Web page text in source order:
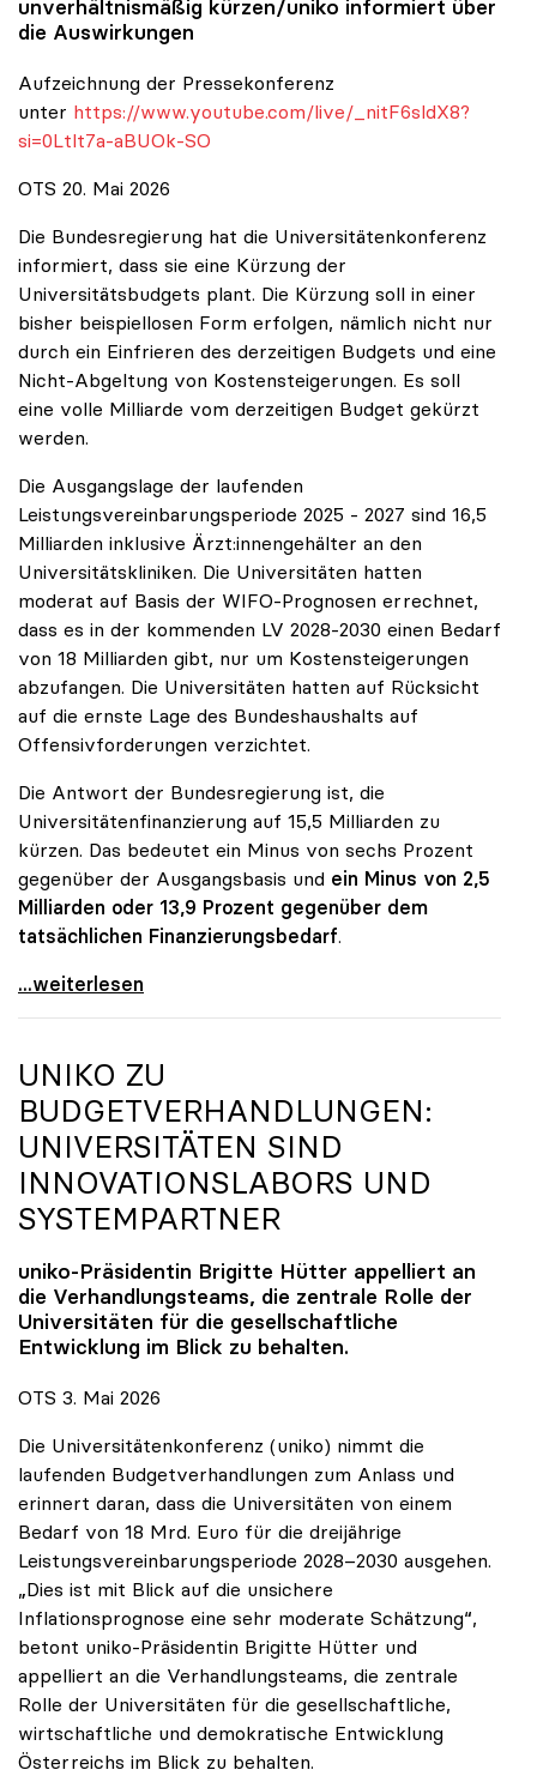
unverhältnismäßig kürzen/uniko informiert über
die Auswirkungen
Aufzeichnung der Pressekonferenz
unter https://www.youtube.com/live/_nitF6sldX8?
si=0Ltlt7a-aBUOk-SO
OTS 20. Mai 2026
Die Bundesregierung hat die Universitätenkonferenz
informiert, dass sie eine Kürzung der
Universitätsbudgets plant. Die Kürzung soll in einer
bisher beispiellosen Form erfolgen, nämlich nicht nur
durch ein Einfrieren des derzeitigen Budgets und eine
Nicht-Abgeltung von Kostensteigerungen. Es soll
eine volle Milliarde vom derzeitigen Budget gekürzt
werden.
Die Ausgangslage der laufenden
Leistungsvereinbarungsperiode 2025 - 2027 sind 16,5
Milliarden inklusive Ärzt:innengehälter an den
Universitätskliniken. Die Universitäten hatten
moderat auf Basis der WIFO-Prognosen errechnet,
dass es in der kommenden LV 2028-2030 einen Bedarf
von 18 Milliarden gibt, nur um Kostensteigerungen
abzufangen. Die Universitäten hatten auf Rücksicht
auf die ernste Lage des Bundeshaushalts auf
Offensivforderungen verzichtet.
Die Antwort der Bundesregierung ist, die
Universitätenfinanzierung auf 15,5 Milliarden zu
kürzen. Das bedeutet ein Minus von sechs Prozent
gegenüber der Ausgangsbasis und ein Minus von 2,5
Milliarden oder 13,9 Prozent gegenüber dem
tatsächlichen Finanzierungsbedarf.
\"Österreich ist für die heimischen Universitäten
...weiterlesen
UNIKO ZU
BUDGETVERHANDLUNGEN:
UNIVERSITÄTEN SIND
INNOVATIONSLABORS UND
SYSTEMPARTNER
uniko-Präsidentin Brigitte Hütter appelliert an
die Verhandlungsteams, die zentrale Rolle der
Universitäten für die gesellschaftliche
Entwicklung im Blick zu behalten.
OTS 3. Mai 2026
Die Universitätenkonferenz (uniko) nimmt die
laufenden Budgetverhandlungen zum Anlass und
erinnert daran, dass die Universitäten von einem
Bedarf von 18 Mrd. Euro für die dreijährige
Leistungsvereinbarungsperiode 2028–2030 ausgehen.
„Dies ist mit Blick auf die unsichere
Inflationsprognose eine sehr moderate Schätzung“,
betont uniko-Präsidentin Brigitte Hütter und
appelliert an die Verhandlungsteams, die zentrale
Rolle der Universitäten für die gesellschaftliche,
wirtschaftliche und demokratische Entwicklung
Österreichs im Blick zu behalten.